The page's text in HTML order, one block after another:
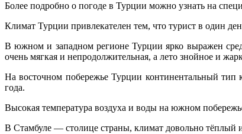
Более подробно о погоде в Турции можно узнать на
Климат Турции привлекателен тем, что турист в один
В южном и западном регионе Турции ярко выражен
очень мягкая и непродолжительная, а лето знойное и
На восточном побережье Турции континентальный тип
года.
Высокая температура воздуха и воды на южном
В Стамбуле — столице страны, климат довольно тёплый